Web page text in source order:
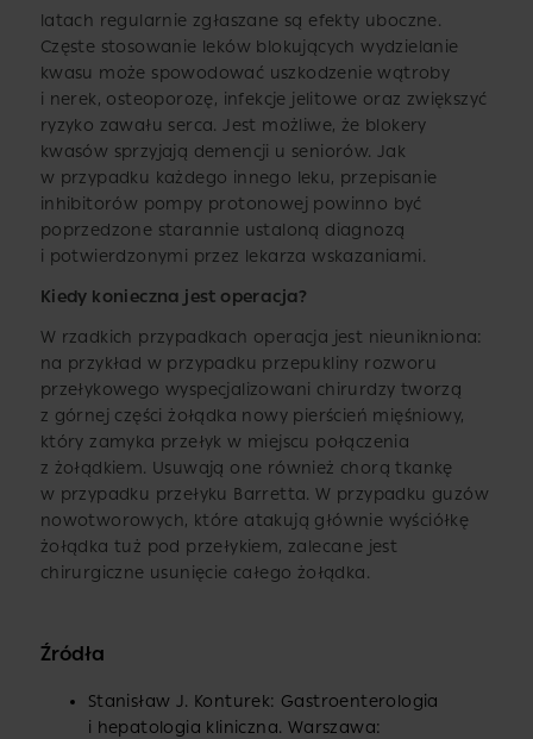
latach regularnie zgłaszane są efekty uboczne.
Częste stosowanie leków blokujących wydzielanie
kwasu może spowodować uszkodzenie wątroby
i nerek, osteoporozę, infekcje jelitowe oraz zwiększyć
ryzyko zawału serca. Jest możliwe, że blokery
kwasów sprzyjają demencji u seniorów. Jak
w przypadku każdego innego leku, przepisanie
inhibitorów pompy protonowej powinno być
poprzedzone starannie ustaloną diagnozą
i potwierdzonymi przez lekarza wskazaniami.
Kiedy konieczna jest operacja?
W rzadkich przypadkach operacja jest nieunikniona:
na przykład w przypadku przepukliny rozworu
przełykowego wyspecjalizowani chirurdzy tworzą
z górnej części żołądka nowy pierścień mięśniowy,
który zamyka przełyk w miejscu połączenia
z żołądkiem. Usuwają one również chorą tkankę
w przypadku przełyku Barretta. W przypadku guzów
nowotworowych, które atakują głównie wyściółkę
żołądka tuż pod przełykiem, zalecane jest
chirurgiczne usunięcie całego żołądka.
Źródła
Stanisław J. Konturek: Gastroenterologia
i hepatologia kliniczna. Warszawa: